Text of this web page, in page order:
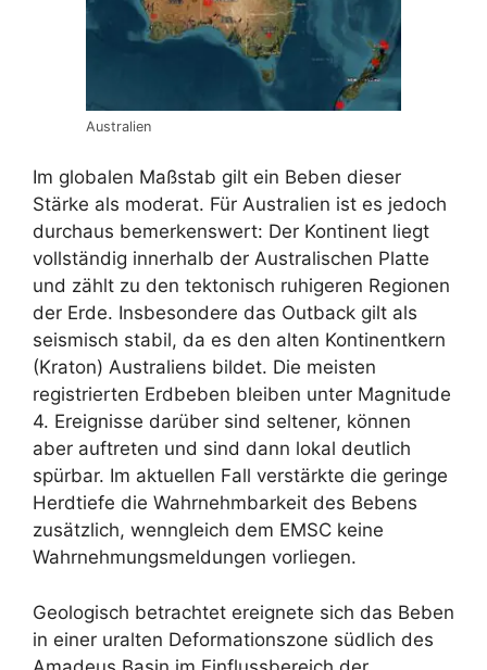
Australien
Im globalen Maßstab gilt ein Beben dieser
Stärke als moderat. Für Australien ist es jedoch
durchaus bemerkenswert: Der Kontinent liegt
vollständig innerhalb der Australischen Platte
und zählt zu den tektonisch ruhigeren Regionen
der Erde. Insbesondere das Outback gilt als
seismisch stabil, da es den alten Kontinentkern
(Kraton) Australiens bildet. Die meisten
registrierten Erdbeben bleiben unter Magnitude
4. Ereignisse darüber sind seltener, können
aber auftreten und sind dann lokal deutlich
spürbar. Im aktuellen Fall verstärkte die geringe
Herdtiefe die Wahrnehmbarkeit des Bebens
zusätzlich, wenngleich dem EMSC keine
Wahrnehmungsmeldungen vorliegen.
Geologisch betrachtet ereignete sich das Beben
in einer uralten Deformationszone südlich des